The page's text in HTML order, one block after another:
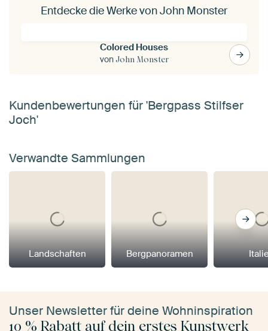
Entdecke die Werke von John Monster
Colored Houses
vonJohn Monster
Kundenbewertungen für 'Bergpass Stilfser
Joch'
Verwandte Sammlungen
Landschaften Bergpanoramen
Unser Newsletter für deine Wohninspiration
10 % Rabatt auf dein erstes Kunstwerk